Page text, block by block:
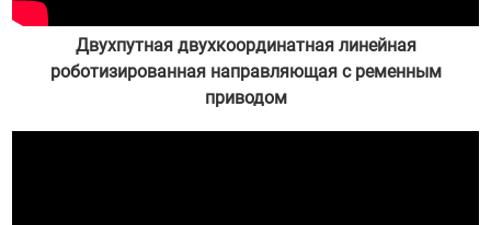
Двухпутная двухкоординатная линейная
роботизированная направляющая с ременным
приводом